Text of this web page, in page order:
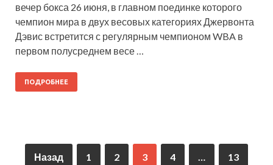
вечер бокса 26 июня, в главном поединке которого
чемпион мира в двух весовых категориях Джервонта
Дэвис встретится с регулярным чемпионом WBA в
первом полусреднем весе …
ПОДРОБНЕЕ
Назад 1 2 3 4 … 13